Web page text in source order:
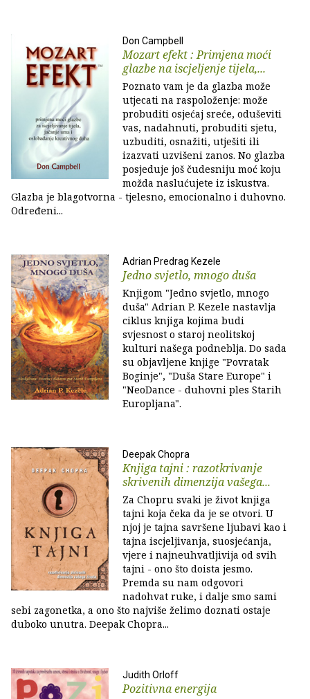
Don Campbell
Mozart efekt : Primjena moći
glazbe na iscjeljenje tijela,...
Poznato vam je da glazba može
utjecati na raspoloženje: može
probuditi osjećaj sreće, oduševiti
vas, nadahnuti, probuditi sjetu,
uzbuditi, osnažiti, utješiti ili
izazvati uzvišeni zanos. No glazba
posjeduje još čudesniju moć koju
možda naslućujete iz iskustva.
Glazba je blagotvorna - tjelesno, emocionalno i duhovno.
Određeni...
Adrian Predrag Kezele
Jedno svjetlo, mnogo duša
Knjigom "Jedno svjetlo, mnogo
duša" Adrian P. Kezele nastavlja
ciklus knjiga kojima budi
svjesnost o staroj neolitskoj
kulturi našega podneblja. Do sada
su objavljene knjige "Povratak
Boginje", "Duša Stare Europe" i
"NeoDance - duhovni ples Starih
Europljana".
Deepak Chopra
Knjiga tajni : razotkrivanje
skrivenih dimenzija vašega...
Za Chopru svaki je život knjiga
tajni koja čeka da je se otvori. U
njoj je tajna savršene ljubavi kao i
tajna iscjeljivanja, suosjećanja,
vjere i najneuhvatljivija od svih
tajni - ono što doista jesmo.
Premda su nam odgovori
nadohvat ruke, i dalje smo sami
sebi zagonetka, a ono što najviše želimo doznati ostaje
duboko unutra. Deepak Chopra...
Judith Orloff
Pozitivna energija